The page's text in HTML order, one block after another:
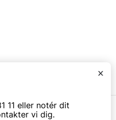
x
11 eller notér dit
vi dig.